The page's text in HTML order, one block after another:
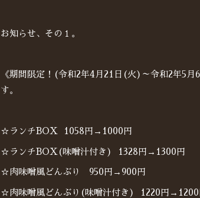
お知らせ、その１。
《期間限定！(令和2年4月21日(火)～令和2年5
す。
☆ランチBOX 1058円→1000円
☆ランチBOX(味噌汁付き) 1328円→1300円
☆肉味噌風どんぶり 950円→900円
☆肉味噌風どんぶり(味噌汁付き) 1220円→1200